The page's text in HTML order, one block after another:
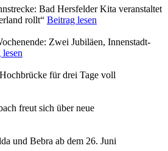
Bad Hersfelder Kita veranstaltet
rollt“ Beitrag lesen
Zwei Jubiläen, Innenstadt-
für drei Tage voll
freut sich über neue
und Bebra ab dem 26. Juni